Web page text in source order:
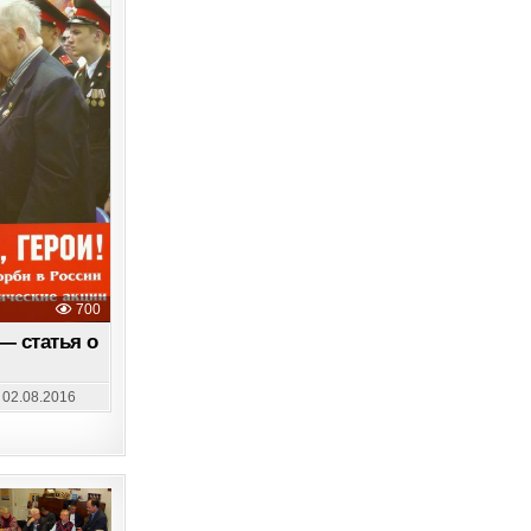
700
статья о
02.08.2016